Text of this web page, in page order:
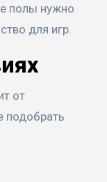
полы нужно
для игр.
от
подобрать